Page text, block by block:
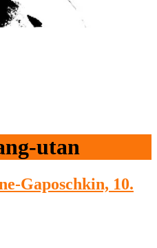
utan
Gaposchkin, 10.